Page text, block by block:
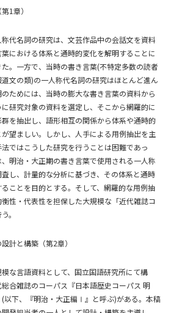
1章）
代名詞の研究は、文芸作品中の会話文を資料
における体系と通時的変化を解明することに
。一方で、当時の書き言葉(不特定多数の読者
文の類)の一人称代名詞の研究はほとんど進ん
ためには、当時の膨大な書き言葉の資料から
研究対象の資料を選定し、そこから網羅的に
を抽出し、語形相互の関係から体系や通時的
望ましい。しかし、人手による用例抽出を主
ではこうした研究を行うことは困難であっ
明治・大正期の書き言葉で使用される一人称
し、計量的な分析に基づき、その体系と通時
ことを目的とする。そして、網羅的な用例抽
性・代表性を担保した大規模な「近代雑誌コ
。
計と構築（第2章）
な言語資料として、国立国語研究所にて構
合雑誌のコーパス『日本語歴史コーパス 明
下、『明治・大正編Ⅰ』と呼ぶ)がある。本稿